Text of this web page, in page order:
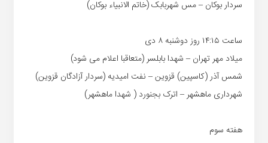
سردار بوکان – مس شهربابک (خاتم الانبیاء بوکان)
ساعت ۱۴:۱۵ روز دوشنبه ۸ دی
میلاد مهر تهران – شهدا بابلسر (متعاقبا اعلام می شود)
شمس آذر (کاسپین) قزوین – نفت امیدیه (سردار آزادگان قزوین)
شهرداری ماهشهر – اترک بجنورد ( شهدا ماهشهر)
هفته سوم